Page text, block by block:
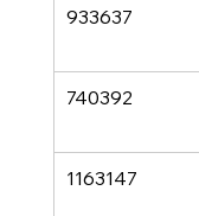
933637
740392
1163147